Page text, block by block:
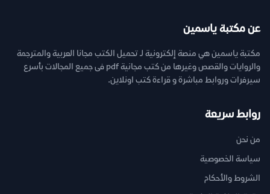
عن مكتبة ياسمين
مكتبة ياسمين هي منصة إلكترونية لـ تحميل الكتب مجانا العربية والمترجمة
والروايات والقصص وغيرها من كتب مجانية pdf فى جميع المجالات بأسرع
سيرفرات وروابط مباشرة و قراءة كتب اونلاين.
روابط سريعة
من نحن
سياسة الخصوصية
الشروط والأحكام